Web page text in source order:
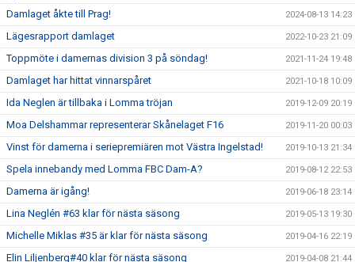
Damlaget åkte till Prag! 2024-08-13 14:23
Lägesrapport damlaget 2022-10-23 21:09
Toppmöte i damernas division 3 på söndag! 2021-11-24 19:48
Damlaget har hittat vinnarspåret 2021-10-18 10:09
Ida Neglen är tillbaka i Lomma tröjan 2019-12-09 20:19
Moa Delshammar representerar Skånelaget F16 2019-11-20 00:03
Vinst för damerna i seriepremiären mot Västra Ingelstad! 2019-10-13 21:34
Spela innebandy med Lomma FBC Dam-A? 2019-08-12 22:53
Damerna är igång! 2019-06-18 23:14
Lina Neglén #63 klar för nästa säsong 2019-05-13 19:30
Michelle Miklas #35 är klar för nästa säsong 2019-04-16 22:19
Elin Liljenberg#40 klar för nästa säsong 2019-04-08 21:44